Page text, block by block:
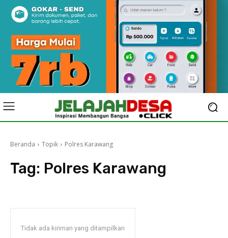
Beranda Topik Polres Karawang
Tag: Polres Karawang
Tidak ada kiriman yang ditampilkan